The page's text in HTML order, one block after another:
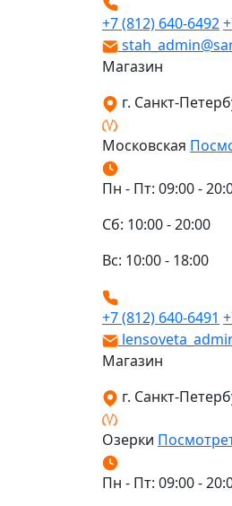
+7 (812) 640-6492
Магазин
г. Санкт-
Московская
Пн - Пт: 09:00 -
Сб: 10:00 - 20:00
Вс: 10:00 - 18:00
+7 (812) 640-6491
Магазин
г. Санкт-
Озерки
Пн - Пт: 09:00 -